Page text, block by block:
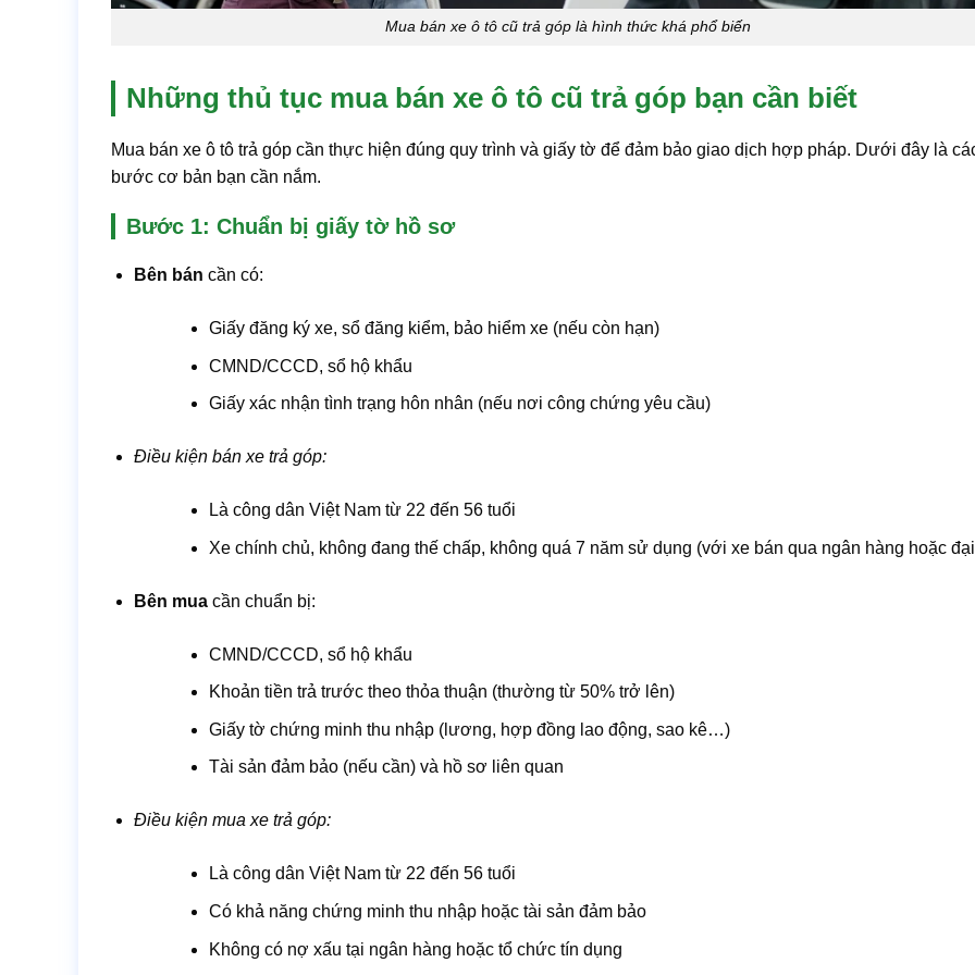
Mua bán xe ô tô cũ trả góp là hình thức khá phổ biến
Những thủ tục mua bán xe ô tô cũ trả góp bạn cần biết
Mua bán xe ô tô trả góp cần thực hiện đúng quy trình và giấy tờ để đảm bảo giao dịch hợp pháp. Dưới đây là
bước cơ bản bạn cần nắm.
Bước 1: Chuẩn bị giấy tờ hồ sơ
Bên bán cần có:
Giấy đăng ký xe, sổ đăng kiểm, bảo hiểm xe (nếu còn hạn)
CMND/CCCD, sổ hộ khẩu
Giấy xác nhận tình trạng hôn nhân (nếu nơi công chứng yêu cầu)
Điều kiện bán xe trả góp:
Là công dân Việt Nam từ 22 đến 56 tuổi
Xe chính chủ, không đang thế chấp, không quá 7 năm sử dụng (với xe bán qua ngân hàng hoặc
Bên muacần chuẩn bị:
CMND/CCCD, sổ hộ khẩu
Khoản tiền trả trước theo thỏa thuận (thường từ 50% trở lên)
Giấy tờ chứng minh thu nhập (lương, hợp đồng lao động, sao kê…)
Tài sản đảm bảo (nếu cần) và hồ sơ liên quan
Điều kiện mua xe trả góp:
Là công dân Việt Nam từ 22 đến 56 tuổi
Có khả năng chứng minh thu nhập hoặc tài sản đảm bảo
Không có nợ xấu tại ngân hàng hoặc tổ chức tín dụng